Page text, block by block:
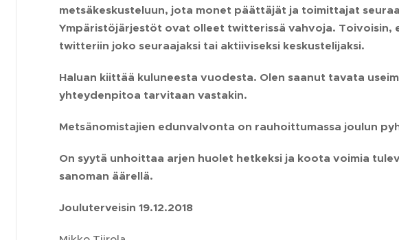
metsäkeskusteluun, jota monet päättäjät ja toimittajat
Ympäristöjärjestöt ovat olleet twitterissä vahvoja. Toivoisin,
twitteriin joko seuraajaksi tai aktiiviseksi keskustelijaksi.
Haluan kiittää kuluneesta vuodesta. Olen saanut tavata
yhteydenpitoa tarvitaan vastakin.
Metsänomistajien edunvalvonta on rauhoittumassa joulun
On syytä unhoittaa arjen huolet hetkeksi ja koota voimia
sanoman äärellä.
Jouluterveisin 19.12.2018